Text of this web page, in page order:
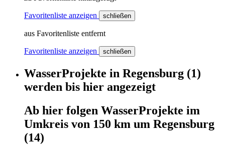
Favoritenliste anzeigen schließen
aus Favoritenliste entfernt
Favoritenliste anzeigen schließen
WasserProjekte in Regensburg (1)
werden bis hier angezeigt
Ab hier folgen WasserProjekte im
Umkreis von 150 km um Regensburg
(14)